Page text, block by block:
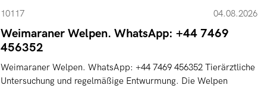
10117 04.08.2026
Weimaraner Welpen. WhatsApp: +44 7469
456352
Weimaraner Welpen. WhatsApp: +44 7469 456352 Tierärztliche
Untersuchung und regelmäßige Entwurmung. Die Welpen